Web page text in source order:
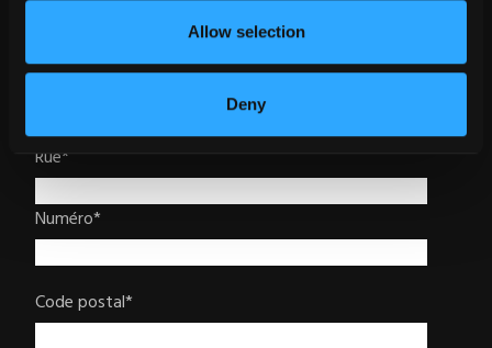
Allow selection
Deny
Numéro de téléphone*
Rue*
Numéro*
Code postal*